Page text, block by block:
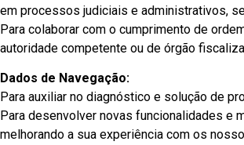
em processos judiciais e administrativos,
Para colaborar com o cumprimento de
autoridade competente ou de órgão
Dados de Navegação:
Para auxiliar no diagnóstico e solução de
Para desenvolver novas funcionalidades e
melhorando a sua experiência com os